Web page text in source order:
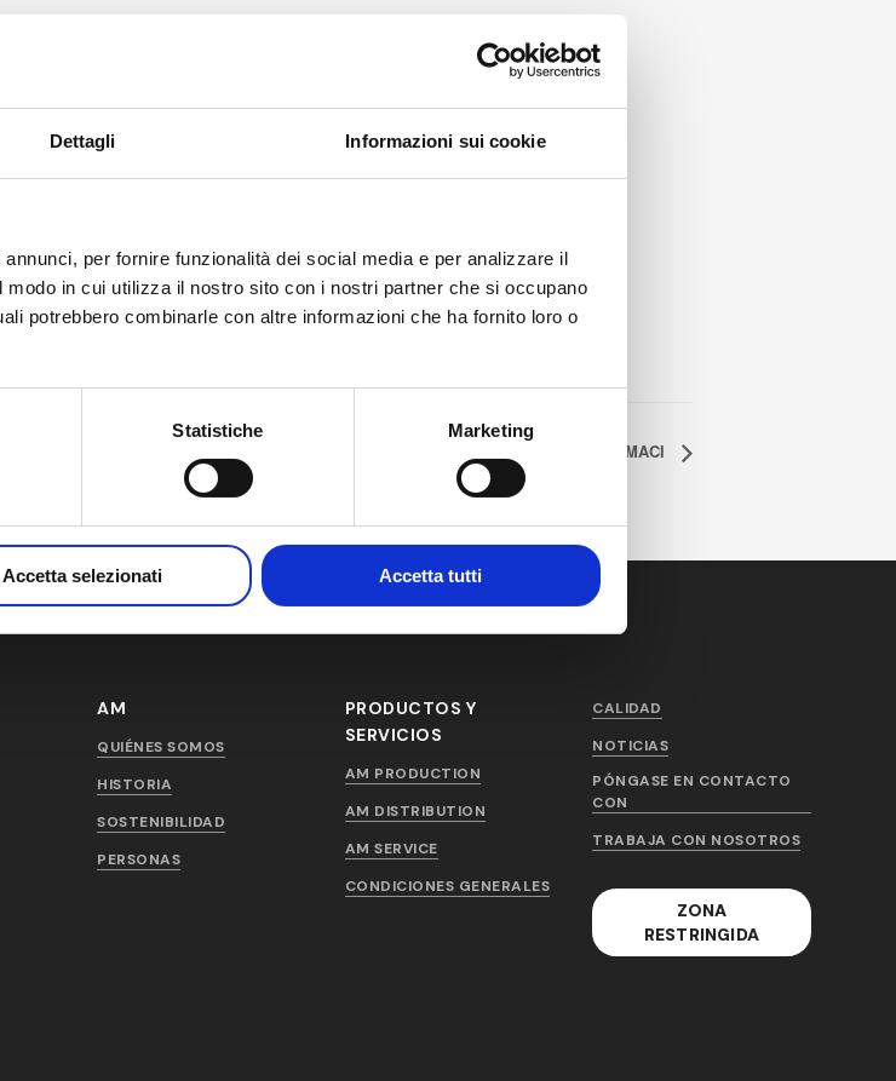
Dettagli Informazioni sui cookie
per fornire funzionalità dei social media e per analizzare il
in cui utilizza il nostro sito con i nostri partner che si occupano
potrebbero combinarle con altre informazioni che ha fornito loro o
Statistiche Marketing
Accetta selezionati Accetta tutti
6° CONFERENZA ITALIANA TERAPIE AVANZATE E RADIOFARMACI
AM
QUIÉNES SOMOS
HISTORIA
SOSTENIBILIDAD
PERSONAS
PRODUCTOS Y
SERVICIOS
AM PRODUCTION
AM DISTRIBUTION
AM SERVICE
CONDICIONES GENERALES
CALIDAD
NOTICIAS
PÓNGASE EN CONTACTO
CON
TRABAJA CON NOSOTROS
ZONA
RESTRINGIDA